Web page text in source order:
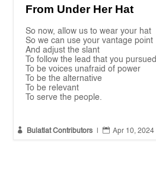
From Under Her Hat
So now, allow us to wear your hat
So we can use your vantage point
And adjust the slant
To follow the lead that you pursued
To be voices unafraid of power
To be the alternative
To be relevant
To serve the people.
 Bulatlat Contributors  Apr 10, 2024